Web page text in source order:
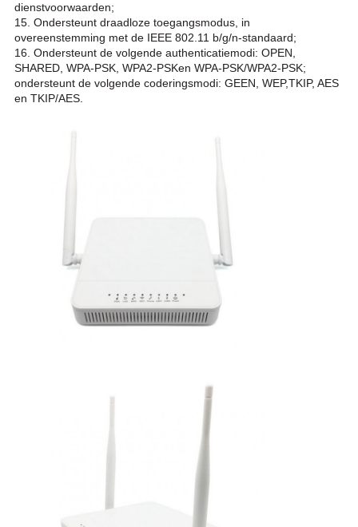
dienstvoorwaarden;
15. Ondersteunt draadloze toegangsmodus, in
overeenstemming met de IEEE 802.11 b/g/n-standaard;
16. Ondersteunt de volgende authenticatiemodi: OPEN,
SHARED, WPA-PSK, WPA2-PSKen WPA-PSK/WPA2-PSK;
ondersteunt de volgende coderingsmodi: GEEN, WEP,TKIP, AES
en TKIP/AES.